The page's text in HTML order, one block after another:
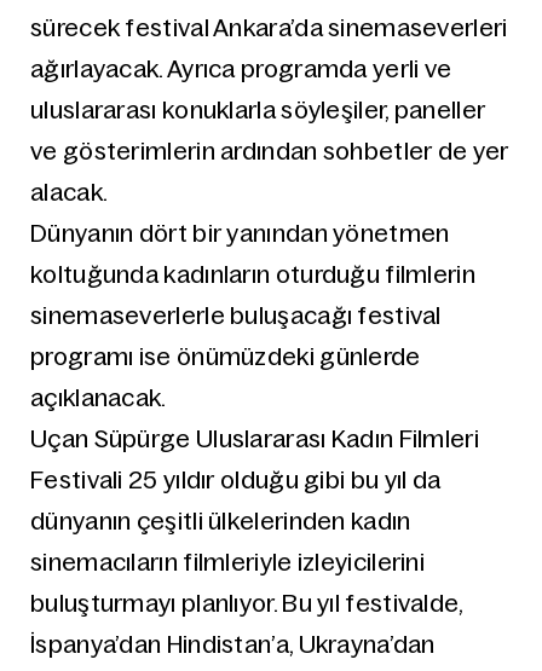
sürecek festival Ankara’da sinemaseverleri
ağırlayacak. Ayrıca programda yerli ve
uluslararası konuklarla söyleşiler, paneller
ve gösterimlerin ardından sohbetler de yer
alacak.
Dünyanın dört bir yanından yönetmen
koltuğunda kadınların oturduğu filmlerin
sinemaseverlerle buluşacağı festival
programı ise önümüzdeki günlerde
açıklanacak.
Uçan Süpürge Uluslararası Kadın Filmleri
Festivali 25 yıldır olduğu gibi bu yıl da
dünyanın çeşitli ülkelerinden kadın
sinemacıların filmleriyle izleyicilerini
buluşturmayı planlıyor. Bu yıl festivalde,
İspanya’dan Hindistan’a, Ukrayna’dan